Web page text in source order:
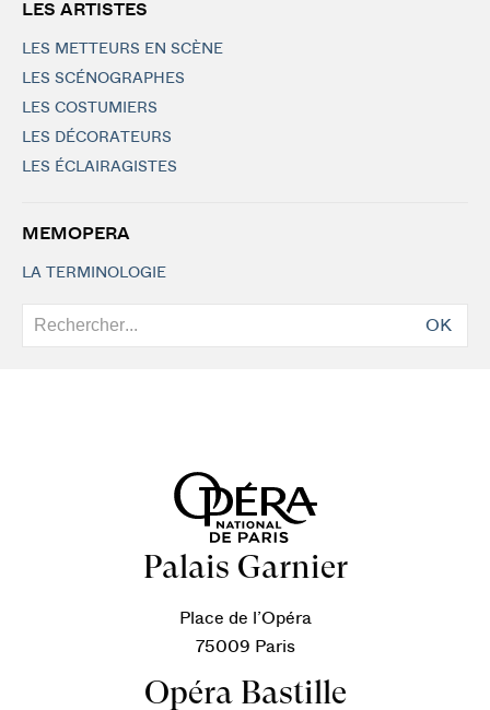
LES ARTISTES
LES METTEURS EN SCÈNE
LES SCÉNOGRAPHES
LES COSTUMIERS
LES DÉCORATEURS
LES ÉCLAIRAGISTES
MEMOPERA
LA TERMINOLOGIE
OK
Palais Garnier
Place de l’Opéra
75009 Paris
Opéra Bastille